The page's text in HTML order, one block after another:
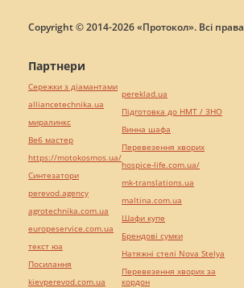
Copyright © 2014-2026 «Протокол». Всі
Партнери
Сережки з діамантами
alliancetechnika.ua
миралинкс
Веб мастер
https://motokosmos.ua/
Синтезатори
perevod.agency
agrotechnika.com.ua
europeservice.com.ua
текст юа
Посилання
kievperevod.com.ua
pereklad.ua
Підготовка до НМТ / ЗНО
Винна шафа
Перевезення хворих
hospice-life.com.ua/
mk-translations.ua
maltina.com.ua
Шафи купе
Брендові сумки
Натяжні стелі Nova Stelya
Перевезення хворих за
кордон